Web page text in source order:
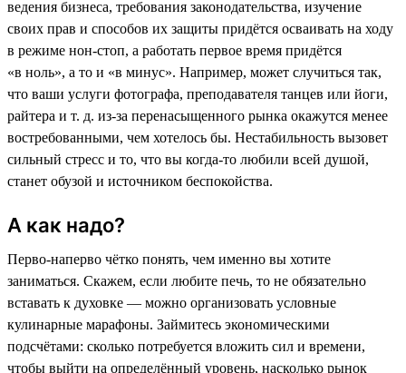
ведения бизнеса, требования законодательства, изучение
своих прав и способов их защиты придётся осваивать на ходу
в режиме нон-стоп, а работать первое время придётся
«в ноль», а то и «в минус». Например, может случиться так,
что ваши услуги фотографа, преподавателя танцев или йоги,
райтера и т. д. из-за перенасыщенного рынка окажутся менее
востребованными, чем хотелось бы. Нестабильность вызовет
сильный стресс и то, что вы когда-то любили всей душой,
станет обузой и источником беспокойства.
А как надо?
Перво-наперво чётко понять, чем именно вы хотите
заниматься. Скажем, если любите печь, то не обязательно
вставать к духовке — можно организовать условные
кулинарные марафоны. Займитесь экономическими
подсчётами: сколько потребуется вложить сил и времени,
чтобы выйти на определённый уровень, насколько рынок